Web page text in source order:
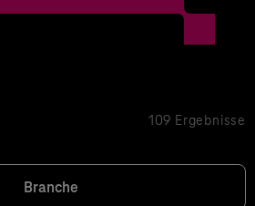
109 Ergebnisse
Branche